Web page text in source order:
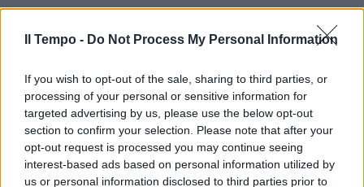
Il Tempo - Do Not Process My Personal Information
If you wish to opt-out of the sale, sharing to third parties, or
processing of your personal or sensitive information for
targeted advertising by us, please use the below opt-out
section to confirm your selection. Please note that after your
opt-out request is processed you may continue seeing
interest-based ads based on personal information utilized by
us or personal information disclosed to third parties prior to